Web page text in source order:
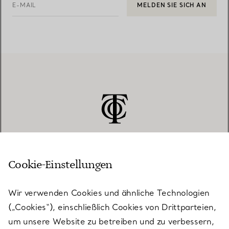
E-MAIL MELDEN SIE SICH AN
KUNDENSERVICE
SERVICES
Cookie-Einstellungen
Wir verwenden Cookies und ähnliche Technologien
(„Cookies“), einschließlich Cookies von Drittparteien,
um unsere Website zu betreiben und zu verbessern,